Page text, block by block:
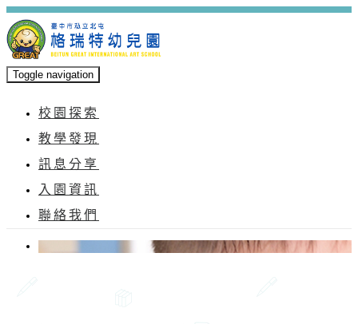
Toggle navigation
校園探索
教學發現
訊息分享
入園資訊
聯絡我們